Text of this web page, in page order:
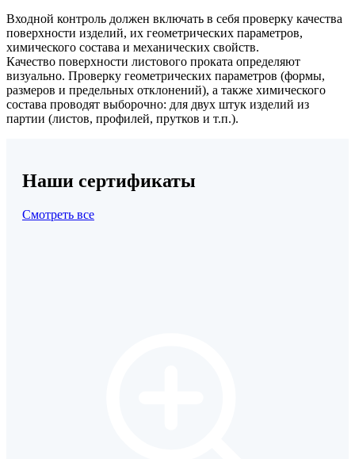
Входной контроль должен включать в себя проверку качества
поверхности изделий, их геометрических параметров,
химического состава и механических свойств.
Качество поверхности листового проката определяют
визуально. Проверку геометрических параметров (формы,
размеров и предельных отклонений), а также химического
состава проводят выборочно: для двух штук изделий из
партии (листов, профилей, прутков и т.п.).
Наши сертификаты
Смотреть все